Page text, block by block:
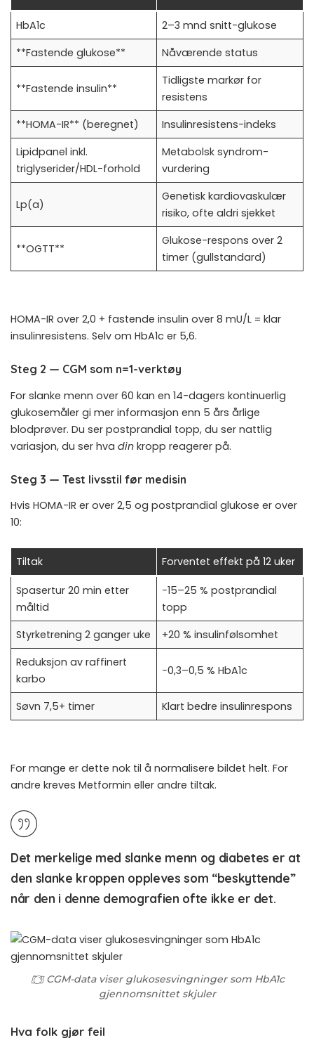
HbA1c
2–3 mnd snitt-glukose
**Fastende glukose**
Nåværende status
**Fastende insulin**
Tidligste markør for
resistens
**HOMA-IR** (beregnet)
Insulinresistens-indeks
Lipidpanel inkl.
triglyserider/HDL-forhold
Metabolsk syndrom-
vurdering
Lp(a)
Genetisk kardiovaskulær
risiko, ofte aldri sjekket
**OGTT**
Glukose-respons over 2
timer (gullstandard)
HOMA-IR over 2,0 + fastende insulin over 8 mU/L = klar
insulinresistens. Selv om HbA1c er 5,6.
Steg 2 — CGM som n=1-verktøy
For slanke menn over 60 kan en 14-dagers kontinuerlig
glukosemåler gi mer informasjon enn 5 års årlige
blodprøver. Du ser postprandial topp, du ser nattlig
variasjon, du ser hva din kropp reagerer på.
Steg 3 — Test livsstil før medisin
Hvis HOMA-IR er over 2,5 og postprandial glukose er over
10:
Tiltak Forventet effekt på 12 uker
Spasertur 20 min etter
måltid
−15–25 % postprandial
topp
Styrketrening 2 ganger uke
+20 % insulinfølsomhet
Reduksjon av raffinert
karbo
−0,3–0,5 % HbA1c
Søvn 7,5+ timer Klart bedre insulinrespons
For mange er dette nok til å normalisere bildet helt. For
andre kreves Metformin eller andre tiltak.
Det merkelige med slanke menn og diabetes er at
den slanke kroppen oppleves som “beskyttende”
når den i denne demografien ofte ikke er det.
CGM-data viser glukosesvingninger som HbA1c
gjennom­snittet skjuler
Hva folk gjør feil